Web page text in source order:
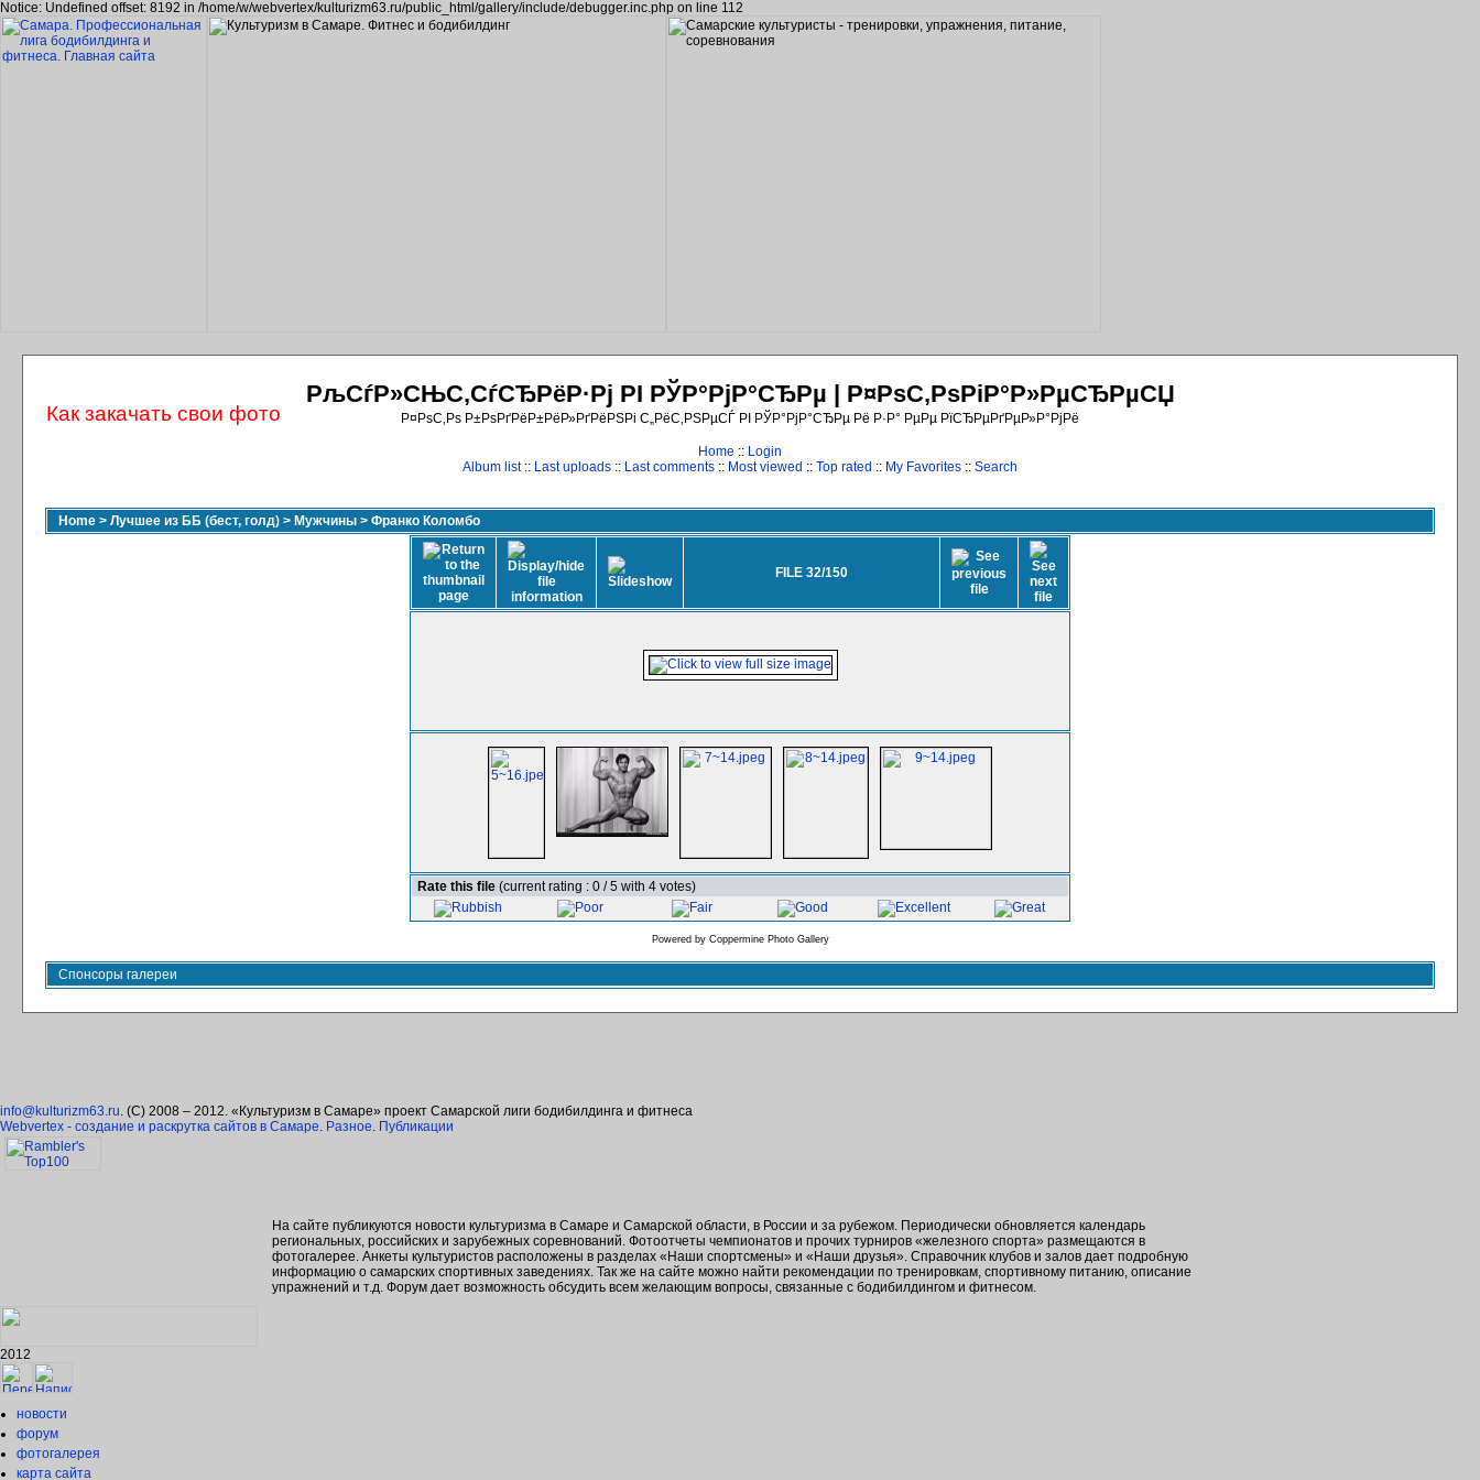
Notice: Undefined offset: 8192 in /home/w/webvertex/kulturizm63.ru/public_html/gallery/include/debugger.inc.php on line 112
РљСѓР»СЊС‚СѓСЂРёР·Рј РІ РЎР°РјР°СЂРµ | Р¤РѕС‚РѕРіР°Р»РµСЂРµСЏ
Р¤РѕС‚Рѕ Р±РѕРґРёР±РёР»РґРёРЅРі С„РёС‚РЅРµСЃ РІ РЎР°РјР°СЂРµ Рё Р·Р° РµРµ РїСЂРµРґРµР»Р°РјРё
Home :: Login
Album list:: Last uploads :: Last comments :: Most viewed :: Top rated :: My Favorites :: Search
Home > Лучшее из ББ (бест, голд) > Мужчины > Франко Коломбо
FILE 32/150
Rate this file (current rating : 0 / 5 with 4 votes)
Powered by Coppermine Photo Gallery
Спонсоры галереи
info@kulturizm63.ru. (C) 2008 – 2012. «Культуризм в Самаре» проект Самарской лиги бодибилдинга и фитнеса
Webvertex - создание и раскрутка сайтов в Самаре. Разное. Публикации
На сайте публикуются новости культуризма в Самаре и Самарской области, в России и за рубежом. Периодически обновляется календарь
региональных, российских и зарубежных соревнований. Фотоотчеты чемпионатов и прочих турниров «железного спорта» размещаются в
фотогалерее. Анкеты культуристов расположены в разделах «Наши спортсмены» и «Наши друзья». Справочник клубов и залов дает подробную
информацию о самарских спортивных заведениях. Так же на сайте можно найти рекомендации по тренировкам, спортивному питанию, описание
упражнений и т.д. Форум дает возможность обсудить всем желающим вопросы, связанные с бодибилдингом и фитнесом.
2012
новости
форум
фотогалерея
карта сайта
Как закачать свои фото